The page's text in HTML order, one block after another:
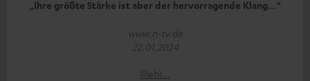
„Ihre größte Stärke ist aber der hervorragende Klang…“
www.n-tv.de
22.01.2024
Mehr...